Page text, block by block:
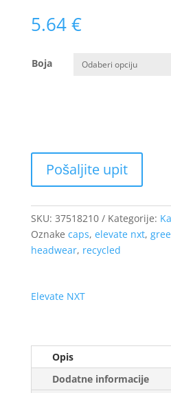
5.64€
Boja
SKU: 37518210 Kategorije:
Oznake caps, elevate nxt,
headwear, recycled
Elevate NXT
Opis
Dodatne informacije